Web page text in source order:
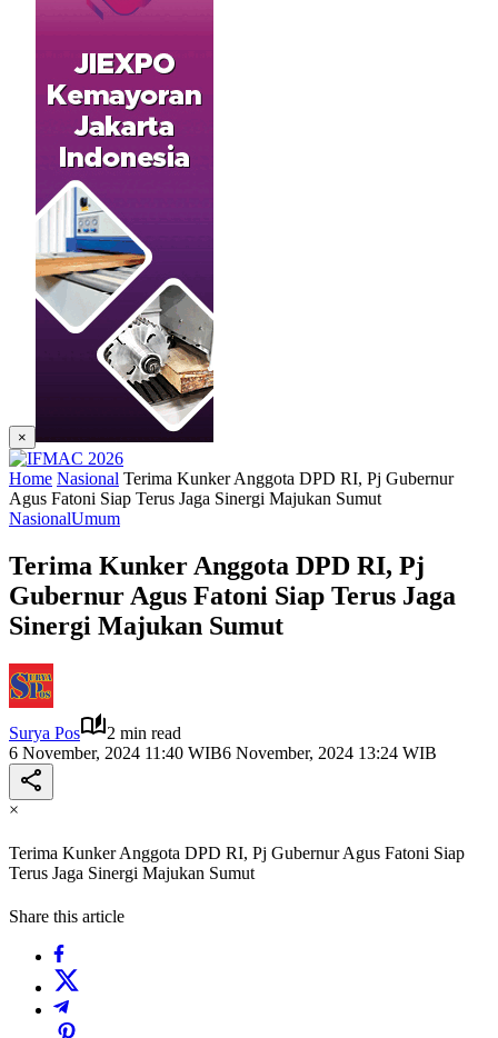
×
Home Nasional Terima Kunker Anggota DPD RI, Pj Gubernur
Agus Fatoni Siap Terus Jaga Sinergi Majukan Sumut
NasionalUmum
Terima Kunker Anggota DPD RI, Pj
Gubernur Agus Fatoni Siap Terus Jaga
Sinergi Majukan Sumut
Surya Pos
2 min read
6 November, 2024 11:40 WIB6 November, 2024 13:24 WIB
×
Terima Kunker Anggota DPD RI, Pj Gubernur Agus Fatoni Siap
Terus Jaga Sinergi Majukan Sumut
Share this article